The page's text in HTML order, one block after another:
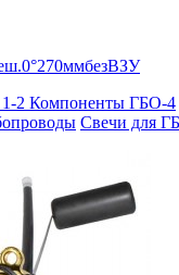
2 Компоненты ГБО-4
Свечи для